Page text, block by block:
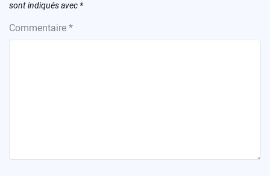
sont indiqués avec *
Commentaire *